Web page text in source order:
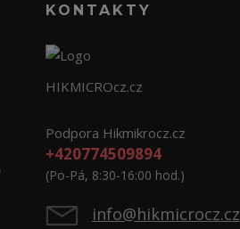
KONTAKTY
HIKMICROcz.cz
Podpora Hikmikrocz.cz
+420774509894
(Po-Pá, 8:30-16:00 hod.)
info@hikmicrocz.cz